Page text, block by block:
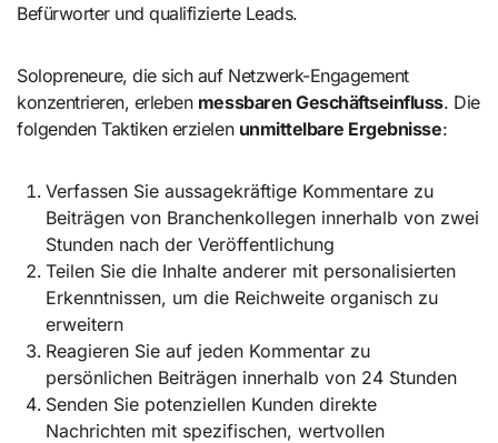
Befürworter und qualifizierte Leads.
Solopreneure, die sich auf Netzwerk-Engagement
konzentrieren, erleben messbaren Geschäftseinfluss. Die
folgenden Taktiken erzielen unmittelbare Ergebnisse:
Verfassen Sie aussagekräftige Kommentare zu
Beiträgen von Branchenkollegen innerhalb von zwei
Stunden nach der Veröffentlichung
Teilen Sie die Inhalte anderer mit personalisierten
Erkenntnissen, um die Reichweite organisch zu
erweitern
Reagieren Sie auf jeden Kommentar zu
persönlichen Beiträgen innerhalb von 24 Stunden
Senden Sie potenziellen Kunden direkte
Nachrichten mit spezifischen, wertvollen